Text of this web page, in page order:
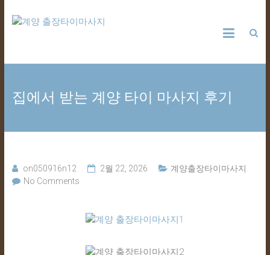
계
장
타
이
집에서 받는 계양 타이 마사지 후기
on050916n12 2월 22, 2026
계양출장타이마사지
No Comments